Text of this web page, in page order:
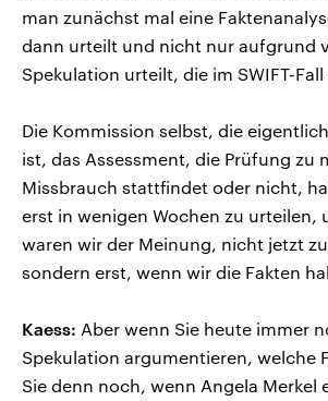
man zunächst mal eine
dann urteilt und nicht nur aufgrund
Spekulation urteilt, die im SWIFT-
Die Kommission selbst, die
ist, das Assessment, die Prüfung zu
Missbrauch stattfindet oder nicht,
erst in wenigen Wochen zu urteilen,
waren wir der Meinung, nicht jetzt
sondern erst, wenn wir die Fakten
Kaess: Aber wenn Sie heute immer
Spekulation argumentieren, welche
Sie denn noch, wenn Angela Merkel